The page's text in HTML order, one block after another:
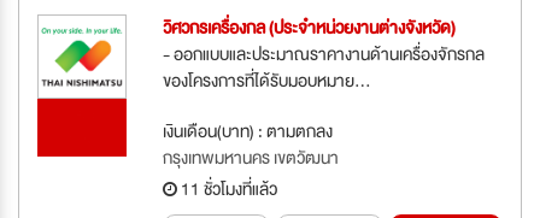
วิศวกรเครื่องกล (ประจำหน่วยงานต่างจังหวัด)
- ออกแบบและประมาณราคางานด้านเครื่องจักรกล
ของโครงการที่ได้รับมอบหมาย...
เงินเดือน(บาท) : ตามตกลง
กรุงเทพมหานคร เขตวัฒนา
11 ชั่วโมงที่แล้ว